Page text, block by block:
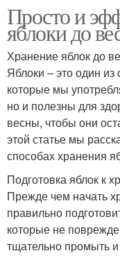
Просто и
яблоки до
Хранение яблок до
Яблоки – это один
которые мы
но и полезны для
весны, чтобы они
этой статье мы
способах хранения
Подготовка яблок к
Прежде чем начать
правильно
которые не
тщательно промыть